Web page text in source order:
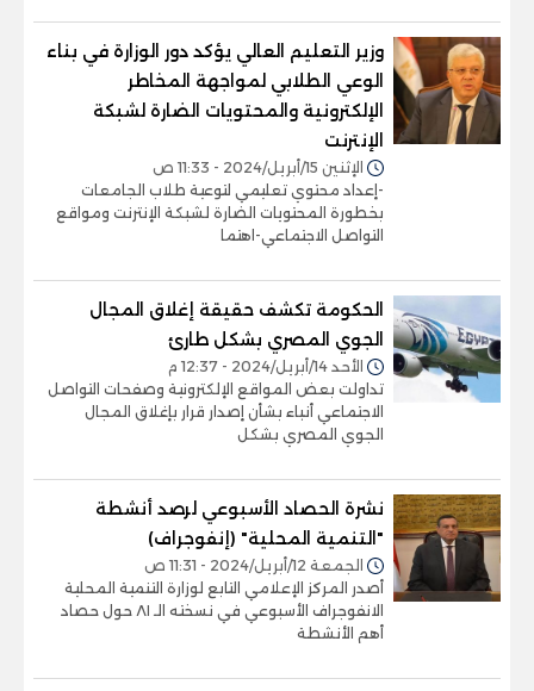
وزير التعليم العالي يؤكد دور الوزارة في بناء
الوعي الطلابي لمواجهة المخاطر
الإلكترونية والمحتويات الضارة لشبكة
الإنترنت
الإثنين 15/أبريل/2024 - 11:33 ص
-إعداد محتوي تعليمي لتوعية طلاب الجامعات
بخطورة المحتويات الضارة لشبكة الإنترنت ومواقع
التواصل الاجتماعي-اهتما
الحكومة تكشف حقيقة إغلاق المجال
الجوي المصري بشكل طارئ
الأحد 14/أبريل/2024 - 12:37 م
تداولت بعض المواقع الإلكترونية وصفحات التواصل
الاجتماعي أنباء بشأن إصدار قرار بإغلاق المجال
الجوي المصري بشكل
نشرة الحصاد الأسبوعي لرصد أنشطة
"التنمية المحلية" (إنفوجراف)
الجمعة 12/أبريل/2024 - 11:31 ص
أصدر المركز الإعلامي التابع لوزارة التنمية المحلية
الانفوجراف الأسبوعي في نسخته الـ ٨١ حول حصاد
أهم الأنشطة